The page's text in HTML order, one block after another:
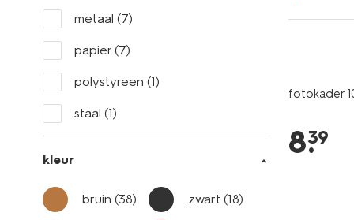
metaal (7)
papier (7)
polystyreen (1)
staal (1)
kleur
bruin (38) zwart(18)
fotokader
8.
39